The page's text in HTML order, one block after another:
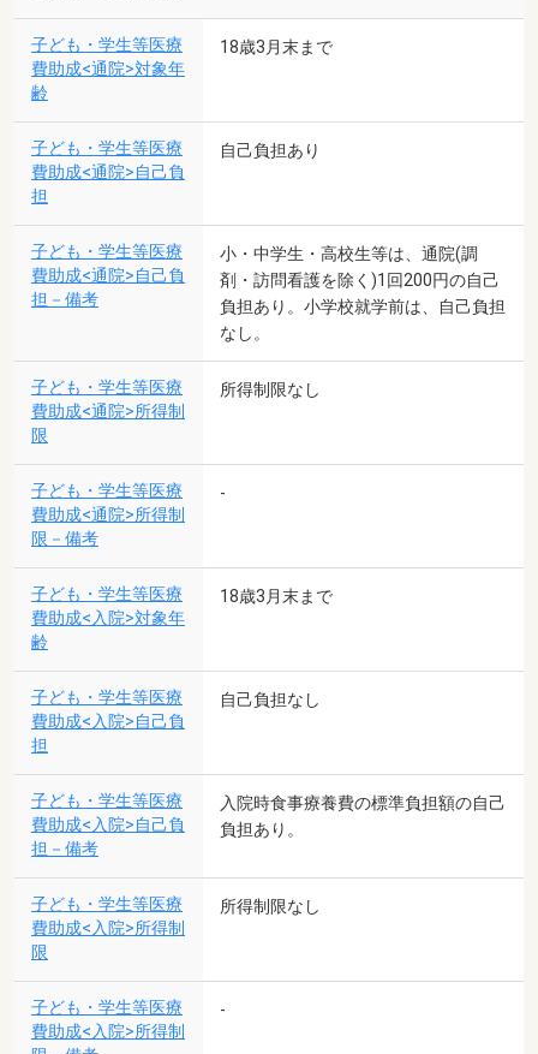
子ども・学生等医療
費助成<通院>対象年
齢
18歳3月末まで
子ども・学生等医療
費助成<通院>自己負
担
自己負担あり
子ども・学生等医療
費助成<通院>自己負
担－備考
小・中学生・高校生等は、通院(調
剤・訪問看護を除く)1回200円の自己
負担あり。小学校就学前は、自己負担
なし。
子ども・学生等医療
費助成<通院>所得制
限
所得制限なし
子ども・学生等医療
費助成<通院>所得制
限－備考
-
子ども・学生等医療
費助成<入院>対象年
齢
18歳3月末まで
子ども・学生等医療
費助成<入院>自己負
担
自己負担なし
子ども・学生等医療
費助成<入院>自己負
担－備考
入院時食事療養費の標準負担額の自己
負担あり。
子ども・学生等医療
費助成<入院>所得制
限
所得制限なし
子ども・学生等医療
費助成<入院>所得制
-